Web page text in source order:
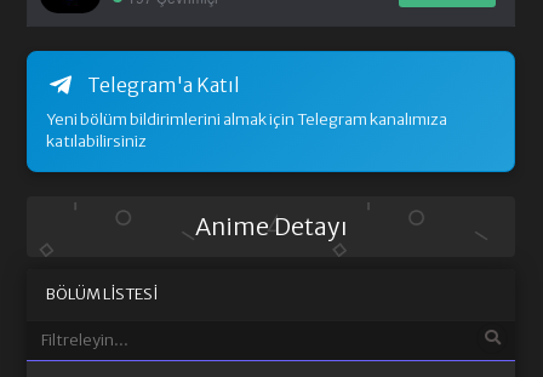
Telegram'a Katıl
Yeni bölüm bildirimlerini almak için Telegram kanalımıza
katılabilirsiniz
Anime Detayı
BÖLÜM LISTESI